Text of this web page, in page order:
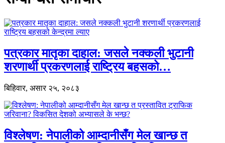
पत्रकार मातृका दाहाल: जसले नक्कली भुटानी
शरणार्थी प्रकरणलाई राष्ट्रिय बहसको…
बिहिवार, असार २५, २०८३
विश्लेषण: नेपालीको आम्दानीसँग मेल खान्छ त